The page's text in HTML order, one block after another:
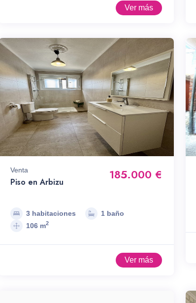
Ver más
Venta
Piso en Arbizu 185.000 €
3 habitaciones
1 baño
106 m2
Ver más